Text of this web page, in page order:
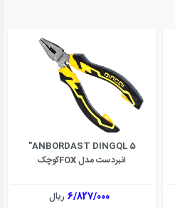
ANBORDAST DINGQL 5"
انبردست مدل FOXکوچک
6/827/000 ریال